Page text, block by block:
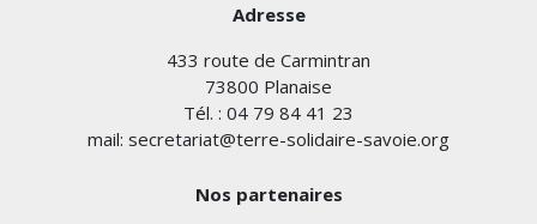
Adresse
433 route de Carmintran
73800 Planaise
Tél. : 04 79 84 41 23
mail: secretariat@terre-solidaire-savoie.org
Nos partenaires